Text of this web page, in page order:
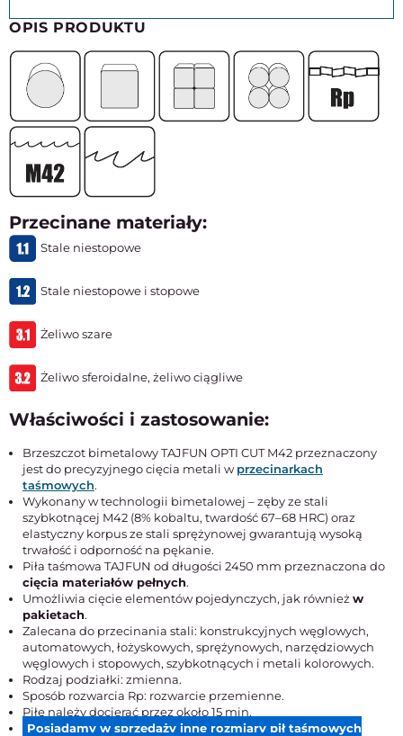
OPIS PRODUKTU
Przecinane materiały:
Stale niestopowe
Stale niestopowe i stopowe
Żeliwo szare
Żeliwo sferoidalne, żeliwo ciągliwe
Właściwości i zastosowanie:
Brzeszczot bimetalowy TAJFUN OPTI CUT M42 przeznaczony
jest do precyzyjnego cięcia metali wprzecinarkach
taśmowych.
Wykonany w technologii bimetalowej – zęby ze stali
szybkotnącej M42 (8% kobaltu, twardość 67–68 HRC) oraz
elastyczny korpus ze stali sprężynowej gwarantują wysoką
trwałość i odporność na pękanie.
Piła taśmowa TAJFUN od długości 2450 mm przeznaczona do
cięcia materiałów pełnych.
Umożliwia cięcie elementów pojedynczych, jak również w
pakietach.
Zalecana do przecinania stali: konstrukcyjnych węglowych,
automatowych, łożyskowych, sprężynowych, narzędziowych
węglowych i stopowych, szybkotnących i metali kolorowych.
Rodzaj podziałki: zmienna.
Sposób rozwarcia Rp: rozwarcie przemienne.
Piłę należy docierać przez około 15 min.
Posiadamy w sprzedaży inne rozmiary pił taśmowych